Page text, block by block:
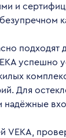
и
подходят
успешно
Для
VEKA,